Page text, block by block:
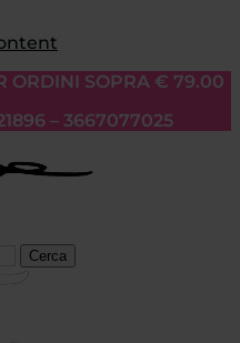
ORDINI SOPRA € 79.00
– 3667077025
Cerca